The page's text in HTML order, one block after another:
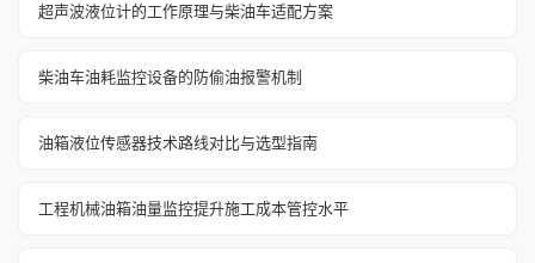
超声波液位计的工作原理与柴油车适配方案
柴油车油耗监控设备的防偷油报警机制
油箱液位传感器技术路线对比与选型指南
工程机械油箱油量监控提升施工成本管控水平